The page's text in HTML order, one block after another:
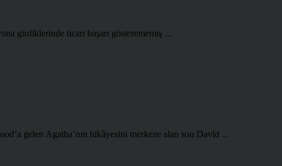
girdiklerinde ticari başarı gösterememiş ...
gelen Agatha’nın hikâyesini merkeze alan son David ...